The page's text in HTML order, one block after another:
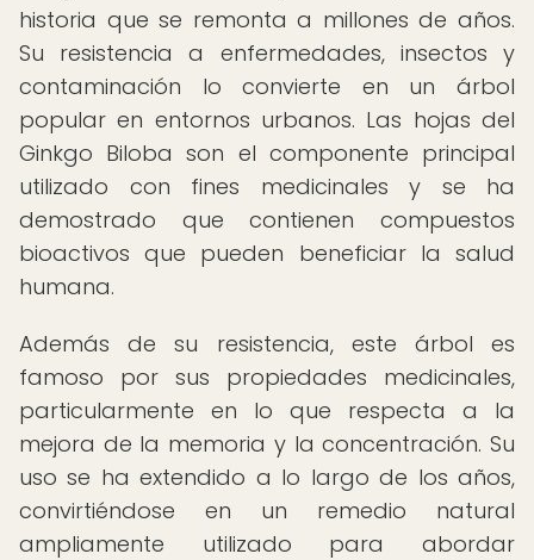
historia que se remonta a millones de años.
Su resistencia a enfermedades, insectos y
contaminación lo convierte en un árbol
popular en entornos urbanos. Las hojas del
Ginkgo Biloba son el componente principal
utilizado con fines medicinales y se ha
demostrado que contienen compuestos
bioactivos que pueden beneficiar la salud
humana.
Además de su resistencia, este árbol es
famoso por sus propiedades medicinales,
particularmente en lo que respecta a la
mejora de la memoria y la concentración. Su
uso se ha extendido a lo largo de los años,
convirtiéndose en un remedio natural
ampliamente utilizado para abordar